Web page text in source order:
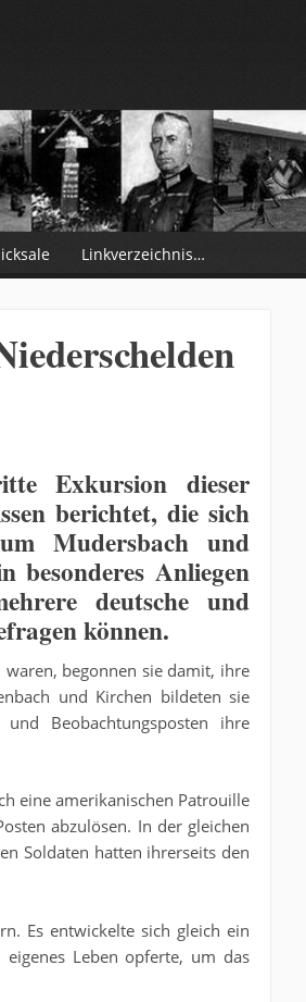
Linkverzeichnis…
Exkursion dieser
berichtet,die sich
Mudersbach und
besonderes Anliegen
deutsche und
können.
begonnen sie damit, ihre
und Kirchen bildeten sie
Beobachtungsposten ihre
eine amerikanischen Patrouille
abzulösen. In der gleichen
Soldaten hatten ihrerseits den
Es entwickelte sich gleich ein
Leben opferte, um das